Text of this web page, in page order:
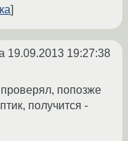
19.09.2013 19:27:38
попозже
получится -